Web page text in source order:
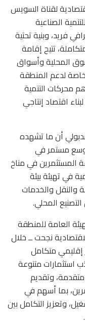
لقناة السويس
الصناعية
فريد، وبنية تحتية
تتيح إقامة
المحلية وأسواق
خاصة لدعم المنطقة
محركات التنمية
اقتصاد إنتاجي
أن ما تشهده
مستمر في
المستثمرين في مناخ
في تهيئة بيئة
والنقل والخدمات
المحلي.
العامة للمنطقة
نجحت ــ خلال
إقليمي متكامل
استثمارات متنوعة
متقدمة، وتقديم
بما أسهم في
وتعزيز التكامل بين